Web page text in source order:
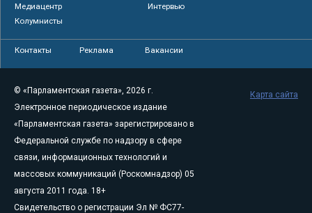
Медиацентр
Интервью
Колумнисты
Контакты Реклама Вакансии
© «Парламентская газета», 2026 г.
Электронное периодическое издание
«Парламентская газета» зарегистрировано в
Федеральной службе по надзору в сфере
связи, информационных технологий и
массовых коммуникаций (Роскомнадзор) 05
августа 2011 года. 18+
Свидетельство о регистрации Эл № ФС77-
Карта сайта